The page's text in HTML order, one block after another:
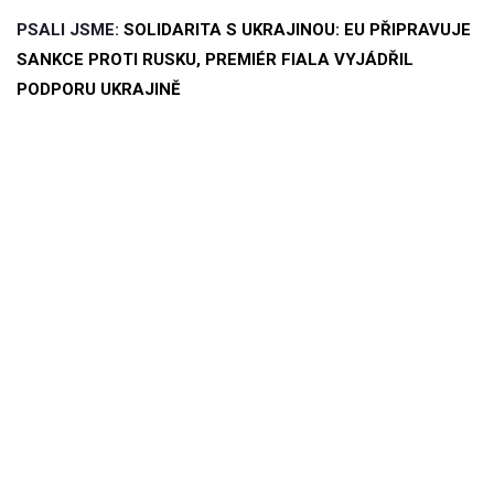
PSALI JSME: SOLIDARITA S UKRAJINOU: EU PŘIPRAVUJE
SANKCE PROTI RUSKU, PREMIÉR FIALA VYJÁDŘIL
PODPORU UKRAJINĚ